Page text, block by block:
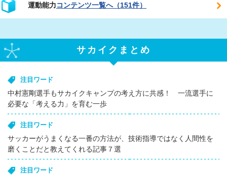
運動能力コンテンツ一覧へ（151件）
サカイクまとめ
注目ワード
中村憲剛選手もサカイクキャンプの考え方に共感！ 一流選手に
必要な「考える力」を育む一歩
注目ワード
サッカーがうまくなる一番の方法が、技術指導ではなく人間性を
磨くことだと教えてくれる記事７選
注目ワード